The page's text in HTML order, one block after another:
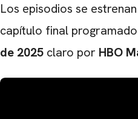
Los episodios se
capítulo final
de 2025 claro por HBO